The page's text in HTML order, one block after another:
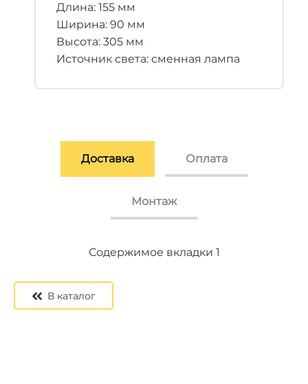
Длина: 155 мм
Ширина: 90 мм
Высота: 305 мм
Источник света: сменная лампа
Доставка Оплата
Монтаж
Содержимое вкладки 1
Содержимое вкладки 2
Содержимое вкладки 3
В каталог